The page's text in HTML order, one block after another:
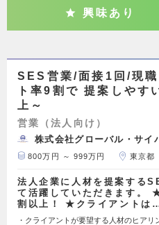
興味あり
SES営業/面接1回/現
ト率9割で 提案しやす
上～
営業（法人向け）
株式会社グローバル・サイ
800万円 ～ 999万円 東京都
法人企業に人材を提案する
て活躍していただきます。
割以上！ ★クライアントは
・クライアントが要望する人材のヒア